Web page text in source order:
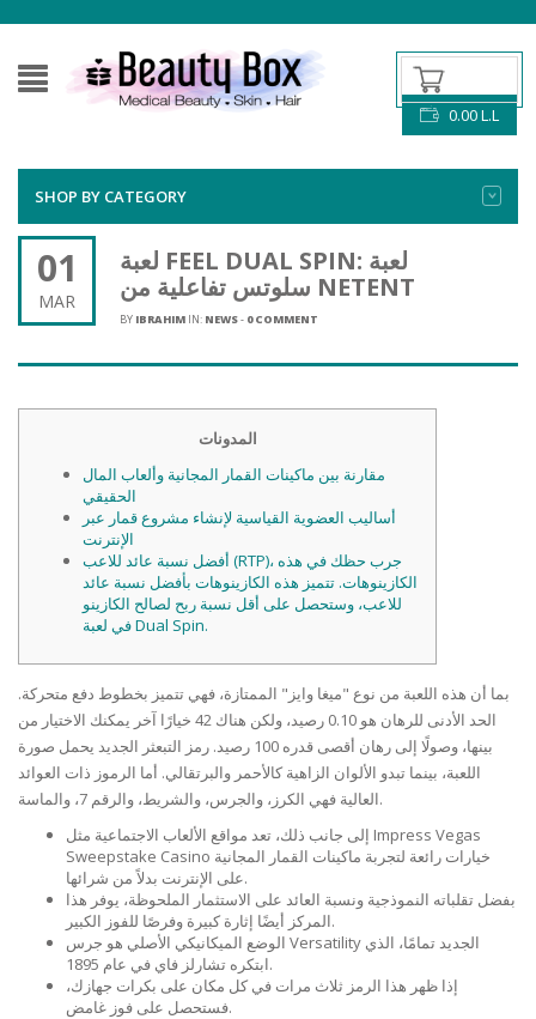
0.00L.L
SHOP BY CATEGORY
01
MAR
لعبة FEEL DUAL SPIN: لعبة
سلوتس تفاعلية من NETENT
BY IBRAHIM IN: NEWS- 0 COMMENT
المدونات
مقارنة بين ماكينات القمار المجانية وألعاب المال
الحقيقي
أساليب العضوية القياسية لإنشاء مشروع قمار عبر
الإنترنت
أفضل نسبة عائد للاعب (RTP)، جرب حظك في هذه
الكازينوهات. تتميز هذه الكازينوهات بأفضل نسبة عائد
للاعب، وستحصل على أقل نسبة ربح لصالح الكازينو
في لعبة Dual Spin.
بما أن هذه اللعبة من نوع "ميغا وايز" الممتازة، فهي تتميز بخطوط دفع متحركة.
الحد الأدنى للرهان هو 0.10 رصيد، ولكن هناك 42 خيارًا آخر يمكنك الاختيار من
بينها، وصولًا إلى رهان أقصى قدره 100 رصيد. رمز التبعثر الجديد يحمل صورة
اللعبة، بينما تبدو الألوان الزاهية كالأحمر والبرتقالي. أما الرموز ذات العوائد
العالية فهي الكرز، والجرس، والشريط، والرقم 7، والماسة.
إلى جانب ذلك، تعد مواقع الألعاب الاجتماعية مثل Impress Vegas
Sweepstake Casino خيارات رائعة لتجربة ماكينات القمار المجانية
على الإنترنت بدلاً من شرائها.
بفضل تقلباته النموذجية ونسبة العائد على الاستثمار الملحوظة، يوفر هذا
المركز أيضًا إثارة كبيرة وفرصًا للفوز الكبير.
الوضع الميكانيكي الأصلي هو جرس Versatility الجديد تمامًا، الذي
ابتكره تشارلز فاي في عام 1895.
إذا ظهر هذا الرمز ثلاث مرات في كل مكان على بكرات جهازك،
فستحصل على فوز غامض.